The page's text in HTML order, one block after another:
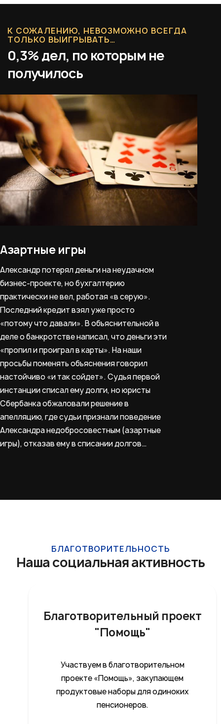
К СОЖАЛЕНИЮ, НЕВОЗМОЖНО ВСЕГДА
ТОЛЬКО ВЫИГРЫВАТЬ…
0,3% дел, по которым не
получилось
Азартные игры
Александр потерял деньги на неудачном
бизнес-проекте, но бухгалтерию
практически не вел, работая «в серую».
Последний кредит взял уже просто
«потому что давали». В объяснительной в
деле о банкротстве написал, что деньги эти
«пропил и проиграл в карты». На наши
просьбы поменять объяснения говорил
настойчиво «и так сойдет». Судья первой
инстанции списал ему долги, но юристы
Сбербанка обжаловали решение в
апелляцию, где судьи признали поведение
Александра недобросовестным (азартные
игры), отказав ему в списании долгов…
БЛАГОТВОРИТЕЛЬНОСТЬ
Наша социальная активность
Благотворительный проект
"Помощь"
Участвуем в благотворительном
проекте «Помощь», закупающем
продуктовые наборы для одиноких
пенсионеров.